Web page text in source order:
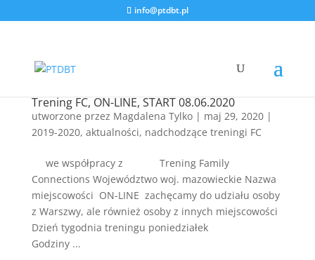
info@ptdbt.pl
Trening FC, ON-LINE, START 08.06.2020
utworzone przez Magdalena Tylko| maj 29, 2020|
2019-2020, aktualności, nadchodzące treningi FC
we współpracy z Trening Family
Connections Województwo woj. mazowieckie Nazwa
miejscowości ON-LINE zachęcamy do udziału osoby
z Warszwy, ale również osoby z innych miejscowości
Dzień tygodnia treningu poniedziałek
Godziny ...